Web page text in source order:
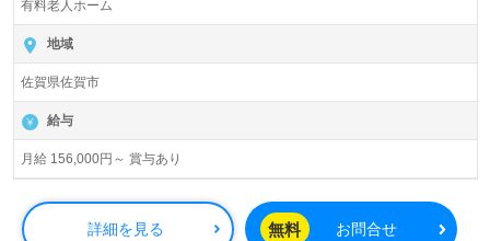
有料老人ホーム
地域
佐賀県佐賀市
給与
月給 156,000円～ 賞与あり
詳細を見る 無料 お問合せ